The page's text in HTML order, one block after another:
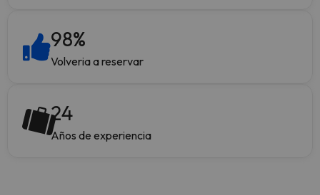
98%
Volveria a reservar
24
Años de experiencia